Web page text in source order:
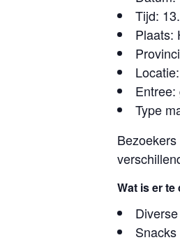
Tijd:
Plaats:
Entree:
Type
Wat is er te
Snacks